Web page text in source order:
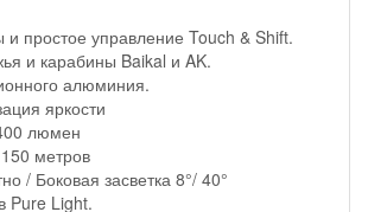
простое управление Touch & Shift.
и карабины Baikal и AK.
алюминия.
яркости
люмен
метров
/ Боковая засветка 8°/ 40°
Pure Light.